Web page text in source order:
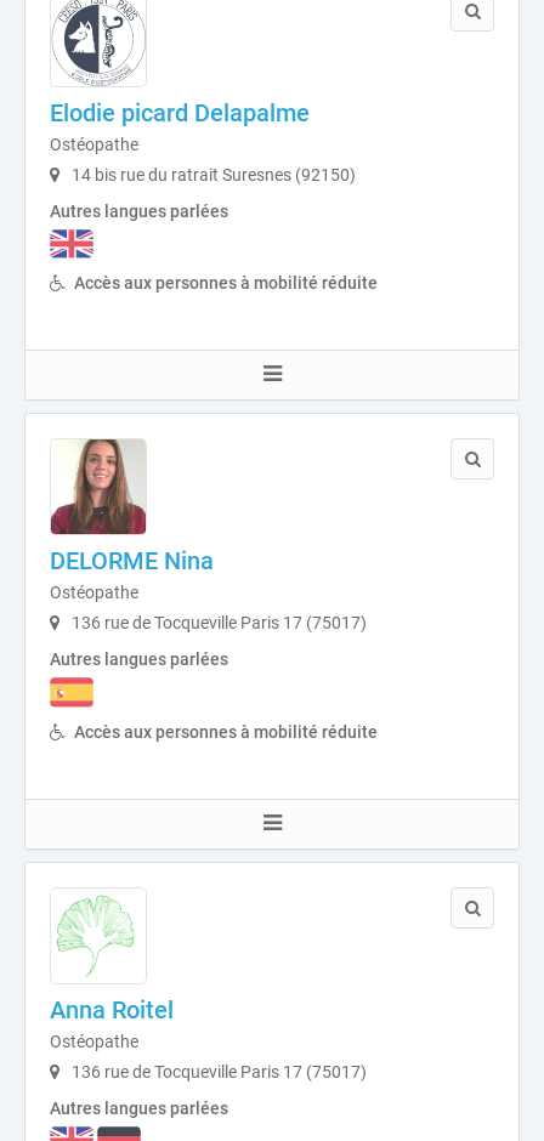
Elodie picard Delapalme
Ostéopathe
14 bis rue du ratrait Suresnes (92150)
Autres langues parlées
Accès aux personnes à mobilité réduite
DELORME Nina
Ostéopathe
136 rue de Tocqueville Paris 17 (75017)
Autres langues parlées
Accès aux personnes à mobilité réduite
Anna Roitel
Ostéopathe
136 rue de Tocqueville Paris 17 (75017)
Autres langues parlées